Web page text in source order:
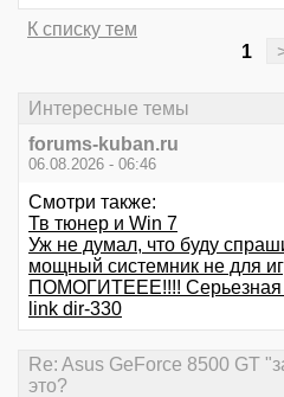
К списку тем
1
Интересные темы
forums-kuban.ru
06.08.2026 - 06:46
Смотри также:
Тв тюнер и Win 7
Уж не думал, что буду
мощный системник не для
ПОМОГИТЕЕЕ!!!! Серьезная
link dir-330
Re: Asus GeForce 8500 GT
это?